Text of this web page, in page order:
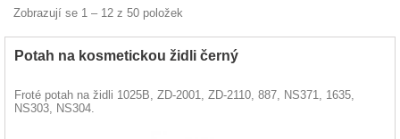
Zobrazují se 1 – 12 z 50 položek
Potah na kosmetickou židli černý
Froté potah na židli 1025B, ZD-2001, ZD-2110, 887, NS371, 1635,
NS303, NS304.